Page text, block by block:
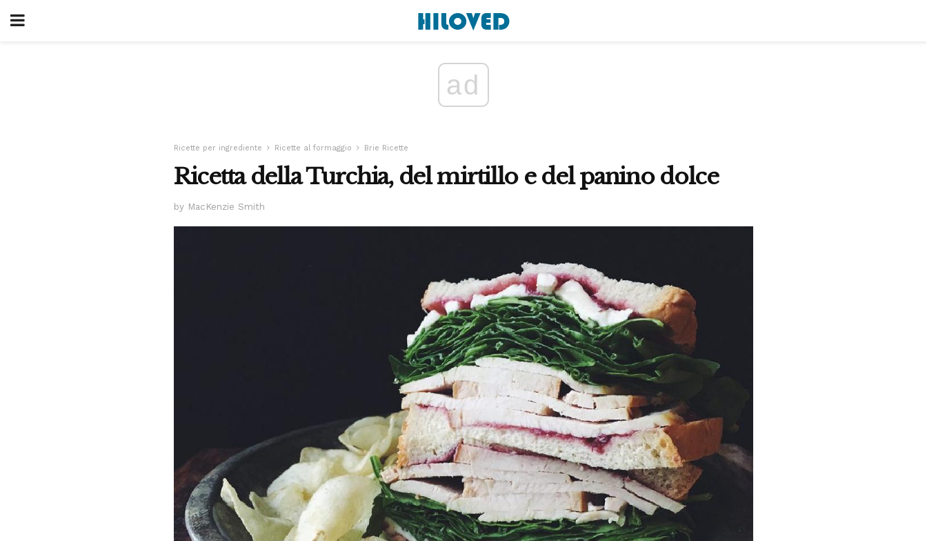
ad
Ricette per ingrediente Ricette al formaggio Brie Ricette
Ricetta della Turchia, del mirtillo e del panino dolce
by MacKenzie Smith